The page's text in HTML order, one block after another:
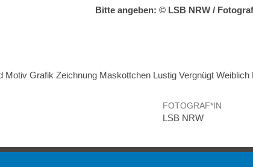
Bitte angeben: © LSB NRW /
Motiv Grafik Zeichnung Maskottchen Lustig Vergnügt
FOTOGRAF*IN
LSB NRW